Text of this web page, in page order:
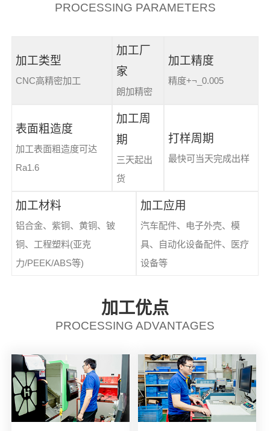
PROCESSING PARAMETERS
加工类型
CNC高精密加工
加工厂
家
朗加精密
加工精度
精度+¬_0.005
表面粗造度
加工表面粗造度可达
Ra1.6
加工周
期
三天起出
货
打样周期
最快可当天完成出样
加工材料
铝合金、紫铜、黄铜、铍
铜、工程塑料(亚克
力/PEEK/ABS等)
加工应用
汽车配件、电子外壳、模
具、自动化设备配件、医疗
设备等
加工优点
PROCESSING ADVANTAGES